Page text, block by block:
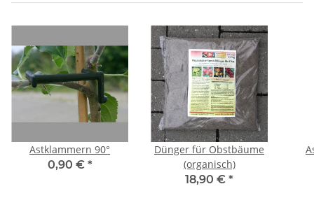
Astklammern 90°
0,90 € *
Dünger für Obstbäume
(organisch)
18,90 € *